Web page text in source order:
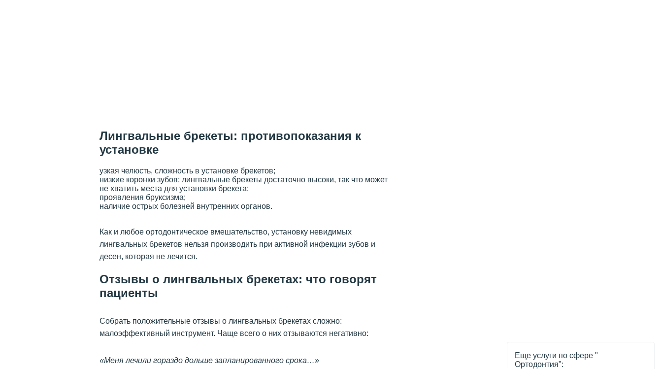
Лингвальные брекеты: противопоказания к
установке
узкая челюсть, сложность в установке брекетов;
низкие коронки зубов: лингвальные брекеты достаточно высоки, так что может
не хватить места для установки брекета;
проявления бруксизма;
наличие острых болезней внутренних органов.
Как и любое ортодонтическое вмешательство, установку невидимых
лингвальных брекетов нельзя производить при активной инфекции зубов и
десен, которая не лечится.
Отзывы о лингвальных брекетах: что говорят
пациенты
Собрать положительные отзывы о лингвальных брекетах сложно:
малоэффективный инструмент. Чаще всего о них отзываются негативно:
«Меня лечили гораздо дольше запланированного срока…»
Еще услуги по сфере "
Ортодонтия":